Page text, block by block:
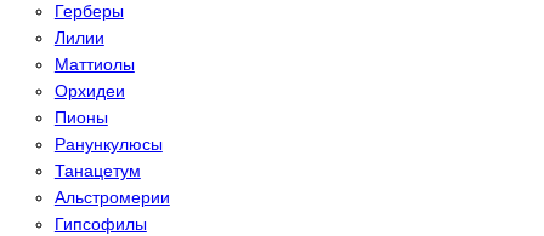
Герберы
Лилии
Маттиолы
Орхидеи
Пионы
Ранункулюсы
Танацетум
Альстромерии
Гипсoфилы